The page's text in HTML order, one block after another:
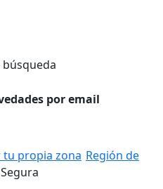
por email
tu propia zona Región de